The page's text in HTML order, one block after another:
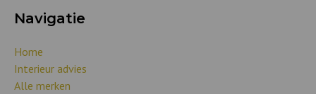
Navigatie
Home
Interieur advies
Alle merken